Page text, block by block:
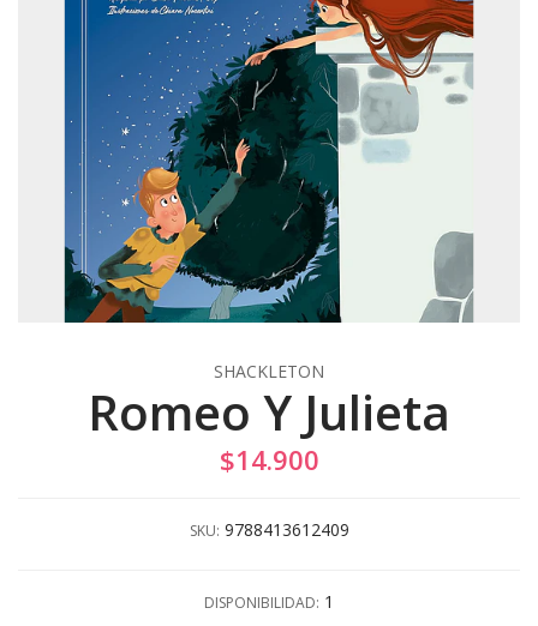
SHACKLETON
Romeo Y Julieta
$14.900
SKU: 9788413612409
DISPONIBILIDAD: 1